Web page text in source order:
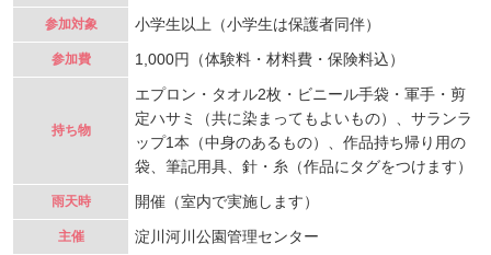
参加対象 小学生以上（小学生は保護者同伴）
参加費 1,000円（体験料・材料費・保険料込）
持ち物
エプロン・タオル2枚・ビニール手袋・軍手・剪
定ハサミ（共に染まってもよいもの）、サランラ
ップ1本（中身のあるもの）、作品持ち帰り用の
袋、筆記用具、針・糸（作品にタグをつけます）
雨天時 開催（室内で実施します）
主催 淀川河川公園管理センター